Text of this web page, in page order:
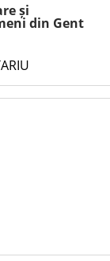
și
din Gent